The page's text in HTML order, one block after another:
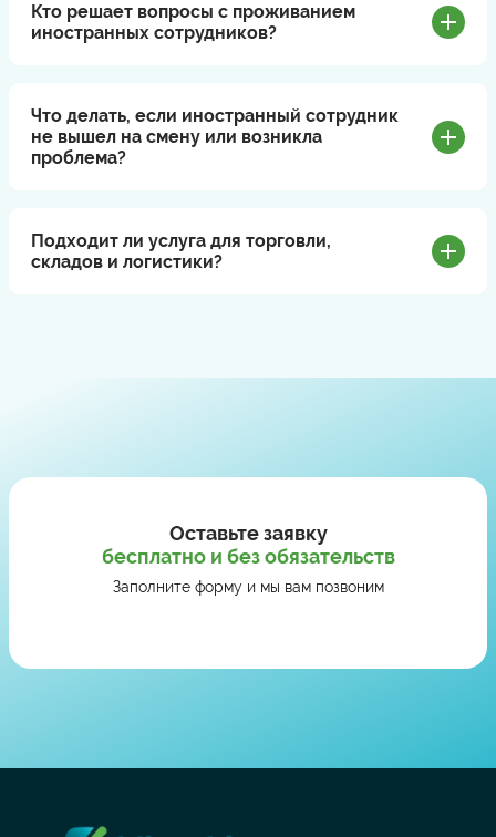
Кто решает вопросы с проживанием
иностранных сотрудников?
Что делать, если иностранный сотрудник
не вышел на смену или возникла
проблема?
Подходит ли услуга для торговли,
складов и логистики?
Оставьте заявку
бесплатно и без обязательств
Заполните форму и мы вам позвоним